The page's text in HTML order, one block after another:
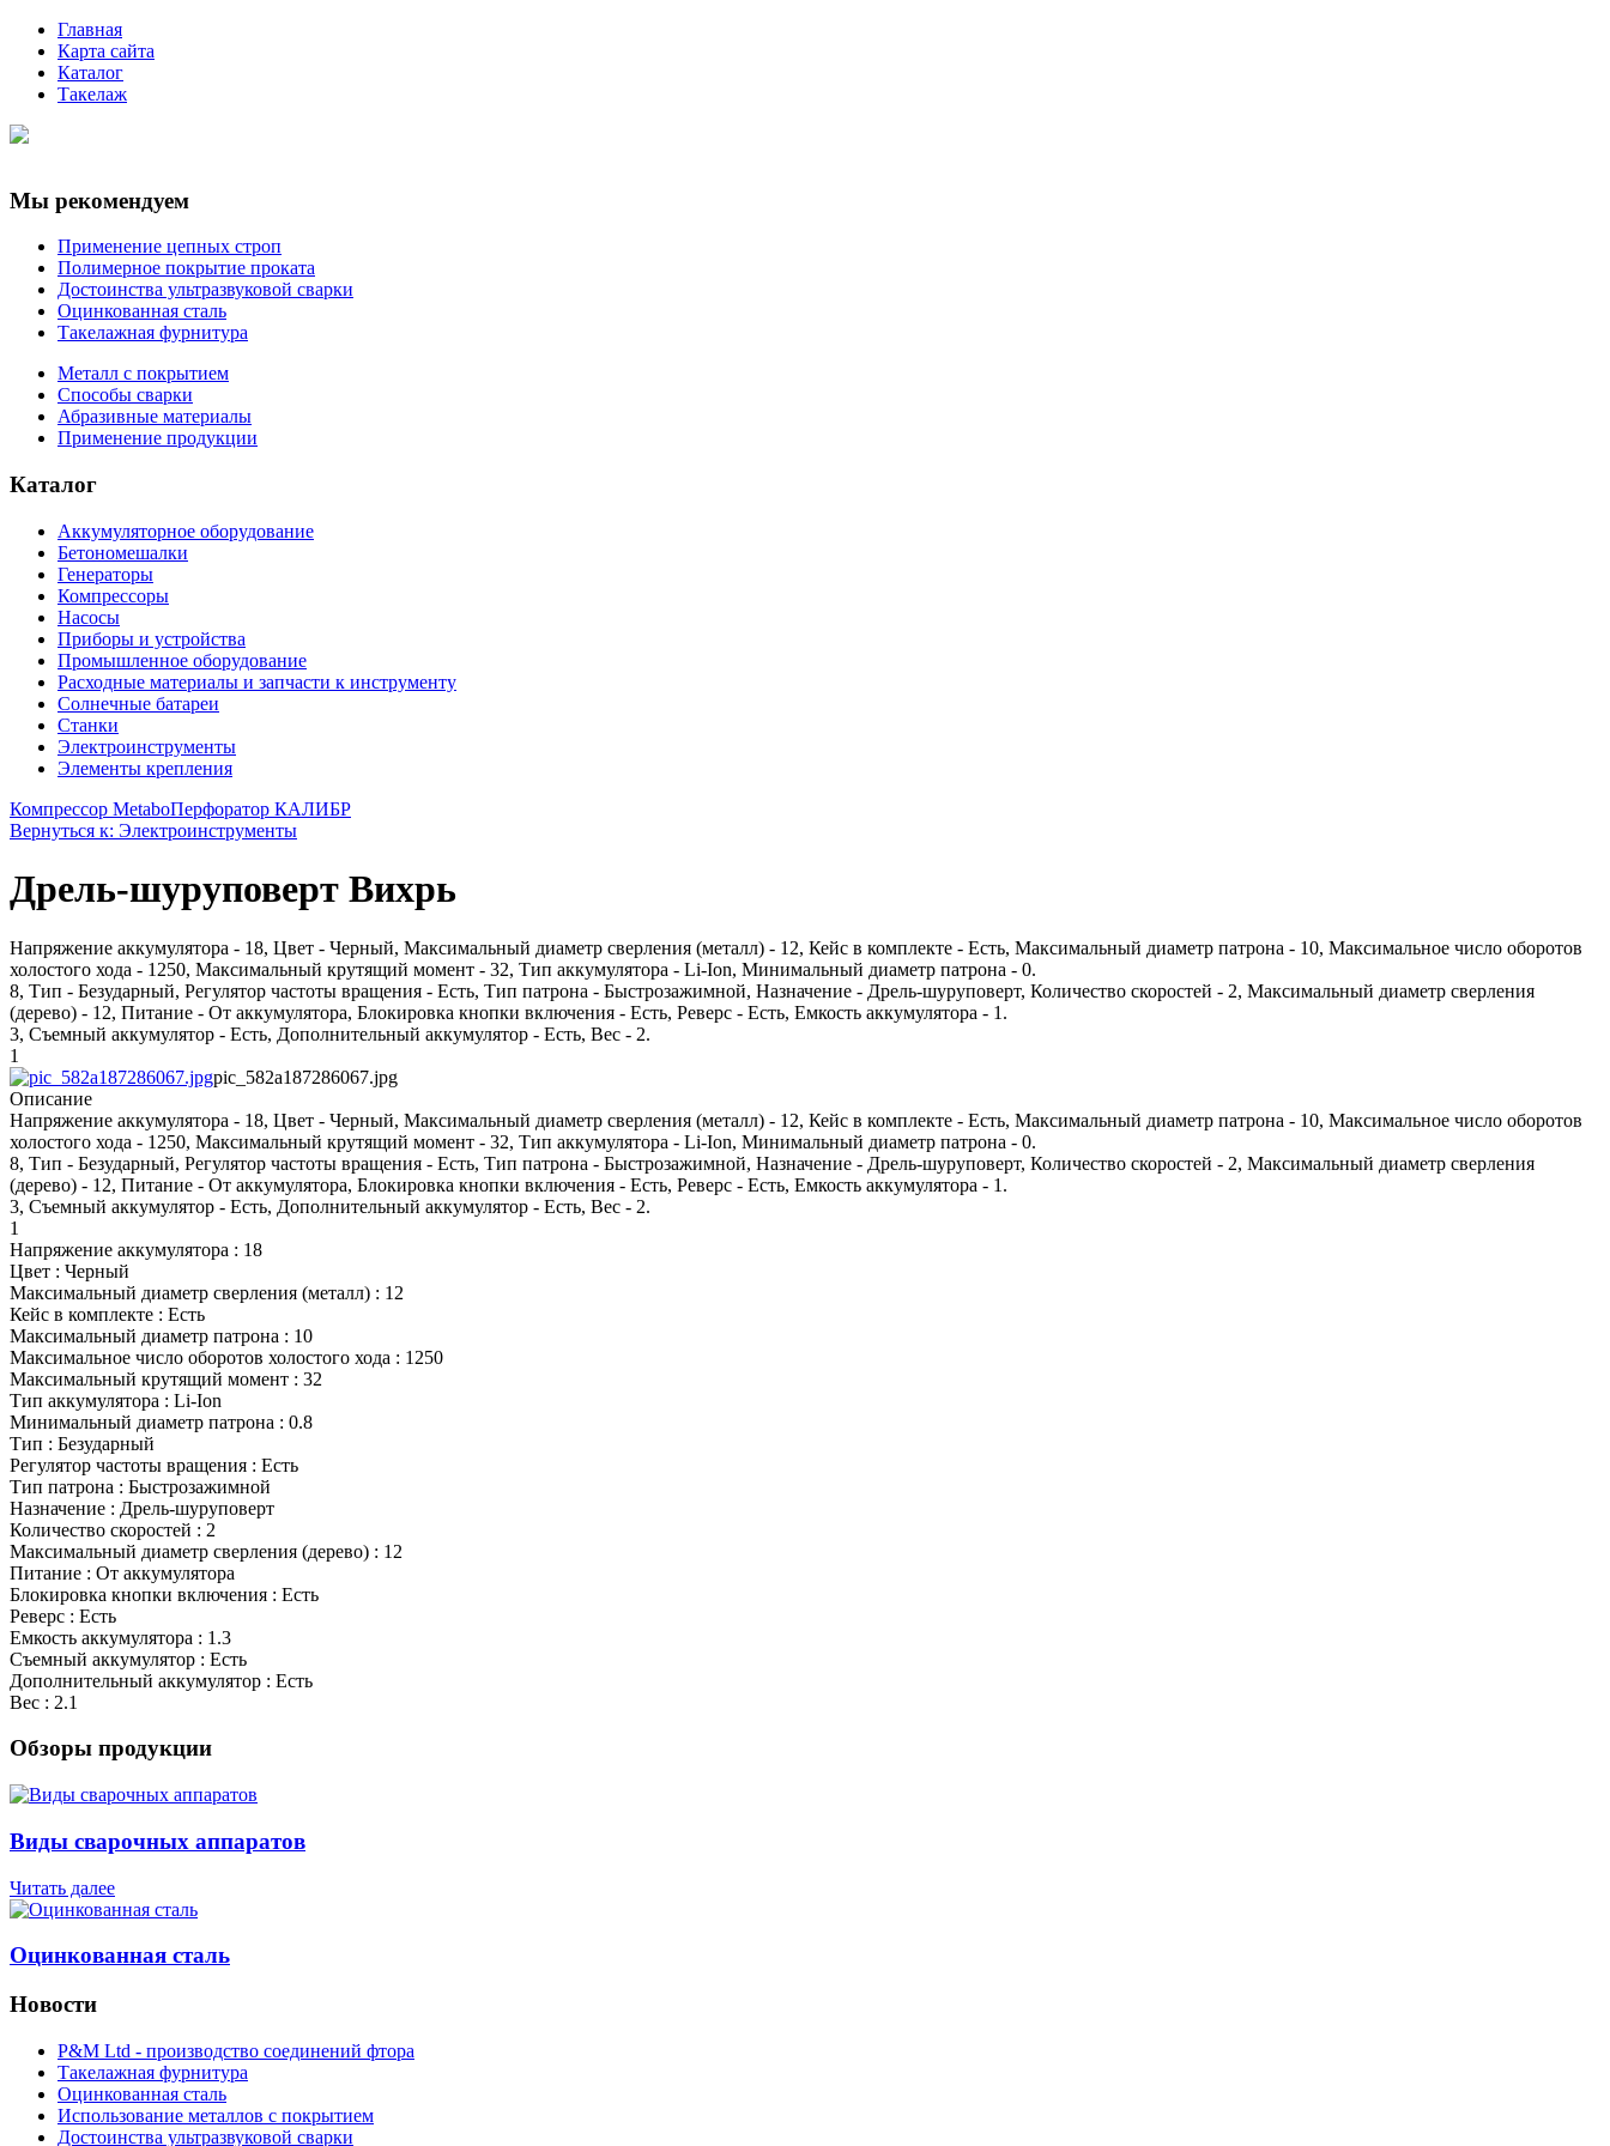
Главная
Карта сайта
Каталог
Такелаж
Мы рекомендуем
Применение цепных строп
Полимерное покрытие проката
Достоинства ультразвуковой сварки
Оцинкованная сталь
Такелажная фурнитура
Металл с покрытием
Способы сварки
Абразивные материалы
Применение продукции
Каталог
Аккумуляторное оборудование
Бетономешалки
Генераторы
Компрессоры
Насосы
Приборы и устройства
Промышленное оборудование
Расходные материалы и запчасти к инструменту
Солнечные батареи
Станки
Электроинструменты
Элементы крепления
Компрессор MetaboПерфоратор КАЛИБР
Вернуться к: Электроинструменты
Дрель-шуруповерт Вихрь
Напряжение аккумулятора - 18, Цвет - Черный, Максимальный диаметр сверления (металл) - 12, Кейс в комплекте - Есть, Максимальный диаметр патрона - 10, Максимальное число оборотов
холостого хода - 1250, Максимальный крутящий момент - 32, Тип аккумулятора - Li-Ion, Минимальный диаметр патрона - 0.
8, Тип - Безударный, Регулятор частоты вращения - Есть, Тип патрона - Быстрозажимной, Назначение - Дрель-шуруповерт, Количество скоростей - 2, Максимальный диаметр сверления
(дерево) - 12, Питание - От аккумулятора, Блокировка кнопки включения - Есть, Реверс - Есть, Емкость аккумулятора - 1.
3, Съемный аккумулятор - Есть, Дополнительный аккумулятор - Есть, Вес - 2.
1
pic_582a187286067.jpg
Описание
Напряжение аккумулятора - 18, Цвет - Черный, Максимальный диаметр сверления (металл) - 12, Кейс в комплекте - Есть, Максимальный диаметр патрона - 10, Максимальное число оборотов
холостого хода - 1250, Максимальный крутящий момент - 32, Тип аккумулятора - Li-Ion, Минимальный диаметр патрона - 0.
8, Тип - Безударный, Регулятор частоты вращения - Есть, Тип патрона - Быстрозажимной, Назначение - Дрель-шуруповерт, Количество скоростей - 2, Максимальный диаметр сверления
(дерево) - 12, Питание - От аккумулятора, Блокировка кнопки включения - Есть, Реверс - Есть, Емкость аккумулятора - 1.
3, Съемный аккумулятор - Есть, Дополнительный аккумулятор - Есть, Вес - 2.
1
Напряжение аккумулятора : 18
Цвет : Черный
Максимальный диаметр сверления (металл) : 12
Кейс в комплекте : Есть
Максимальный диаметр патрона : 10
Максимальное число оборотов холостого хода : 1250
Максимальный крутящий момент : 32
Тип аккумулятора : Li-Ion
Минимальный диаметр патрона : 0.8
Тип : Безударный
Регулятор частоты вращения : Есть
Тип патрона : Быстрозажимной
Назначение : Дрель-шуруповерт
Количество скоростей : 2
Максимальный диаметр сверления (дерево) : 12
Питание : От аккумулятора
Блокировка кнопки включения : Есть
Реверс : Есть
Емкость аккумулятора : 1.3
Съемный аккумулятор : Есть
Дополнительный аккумулятор : Есть
Вес : 2.1
Обзоры продукции
Виды сварочных аппаратов
Читать далее
Оцинкованная сталь
Новости
P&M Ltd - производство соединений фтора
Такелажная фурнитура
Оцинкованная сталь
Использование металлов с покрытием
Достоинства ультразвуковой сварки